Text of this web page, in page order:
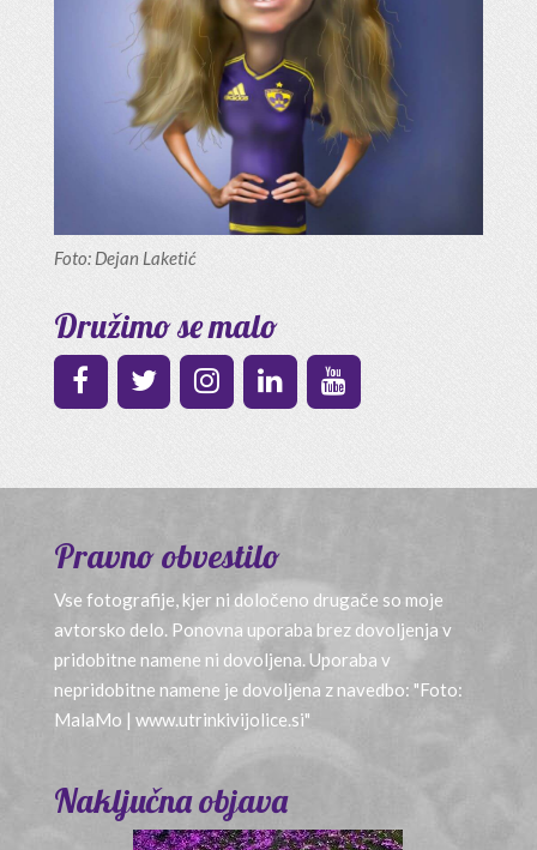
Foto: Dejan Laketić
Družimo se malo
Pravno obvestilo
Vse fotografije, kjer ni določeno drugače so moje
avtorsko delo. Ponovna uporaba brez dovoljenja v
pridobitne namene ni dovoljena. Uporaba v
nepridobitne namene je dovoljena z navedbo: "Foto:
MalaMo | www.utrinkivijolice.si"
Naključna objava